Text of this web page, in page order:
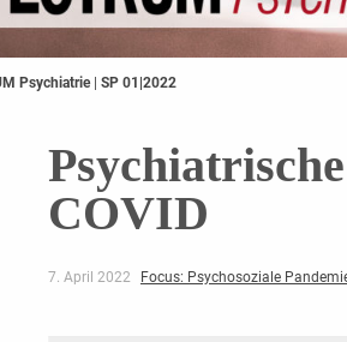
Psychiatrie | SP 01|2022
COVID
7. April 2022 Focus: Psychosoziale